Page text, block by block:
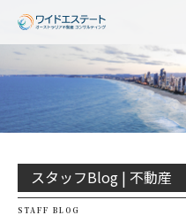
スタッフBlog | 不動産
STAFF BLOG